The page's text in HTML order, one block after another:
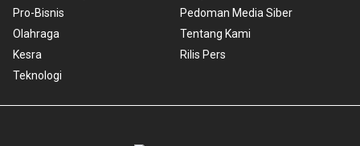
Pro-Bisnis
Olahraga
Kesra
Teknologi
Pedoman Media Siber
Tentang Kami
Rilis Pers